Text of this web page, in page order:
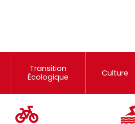
Transition
Écologique
Culture